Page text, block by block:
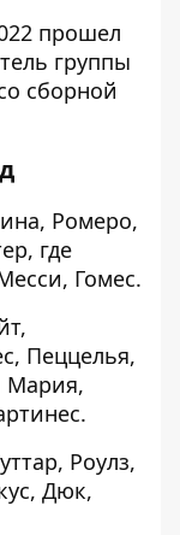
прошел
группы
сборной
Ромеро,
где
Гомес.
Пеццелья,
Мария,
Роулз,
Дюк,